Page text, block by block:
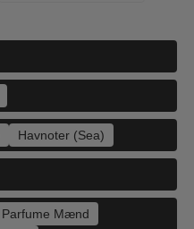
Havnoter (Sea)
Parfume Mænd